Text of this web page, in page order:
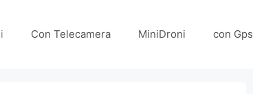
Con Telecamera MiniDroni con Gps